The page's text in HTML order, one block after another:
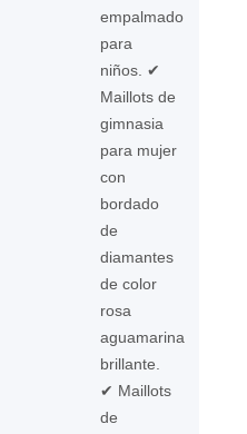
empalmado
para
niños. ✔
Maillots de
gimnasia
para mujer
con
bordado
de
diamantes
de color
rosa
aguamarina
brillante.
✔ Maillots
de